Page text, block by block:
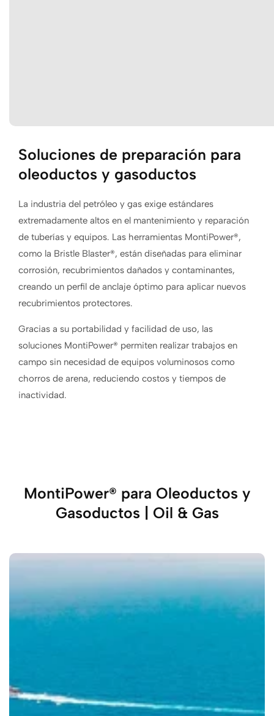
Soluciones de preparación para
oleoductos y gasoductos
La industria del petróleo y gas exige estándares
extremadamente altos en el mantenimiento y reparación
de tuberías y equipos. Las herramientas MontiPower®,
como la Bristle Blaster®, están diseñadas para eliminar
corrosión, recubrimientos dañados y contaminantes,
creando un perfil de anclaje óptimo para aplicar nuevos
recubrimientos protectores.
Gracias a su portabilidad y facilidad de uso, las
soluciones MontiPower® permiten realizar trabajos en
campo sin necesidad de equipos voluminosos como
chorros de arena, reduciendo costos y tiempos de
inactividad.
MontiPower® para Oleoductos y
Gasoductos | Oil & Gas